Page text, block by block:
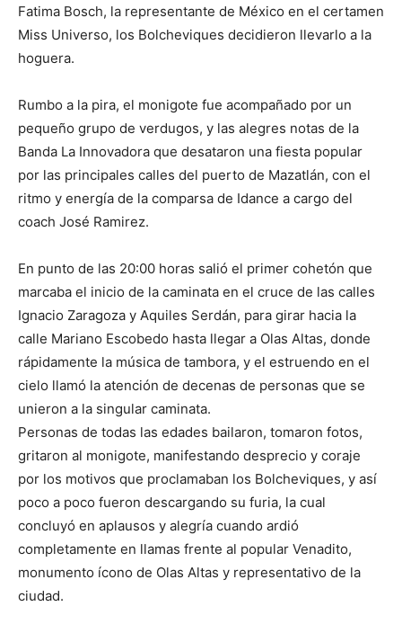
Fatima Bosch, la representante de México en el certamen
Miss Universo, los Bolcheviques decidieron llevarlo a la
hoguera.
Rumbo a la pira, el monigote fue acompañado por un
pequeño grupo de verdugos, y las alegres notas de la
Banda La Innovadora que desataron una fiesta popular
por las principales calles del puerto de Mazatlán, con el
ritmo y energía de la comparsa de Idance a cargo del
coach José Ramirez.
En punto de las 20:00 horas salió el primer cohetón que
marcaba el inicio de la caminata en el cruce de las calles
Ignacio Zaragoza y Aquiles Serdán, para girar hacia la
calle Mariano Escobedo hasta llegar a Olas Altas, donde
rápidamente la música de tambora, y el estruendo en el
cielo llamó la atención de decenas de personas que se
unieron a la singular caminata.
Personas de todas las edades bailaron, tomaron fotos,
gritaron al monigote, manifestando desprecio y coraje
por los motivos que proclamaban los Bolcheviques, y así
poco a poco fueron descargando su furia, la cual
concluyó en aplausos y alegría cuando ardió
completamente en llamas frente al popular Venadito,
monumento ícono de Olas Altas y representativo de la
ciudad.